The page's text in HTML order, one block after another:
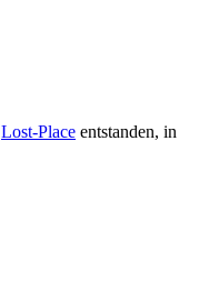
Lost-Place entstanden, in